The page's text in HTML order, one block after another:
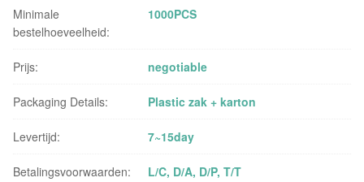
Minimale
bestelhoeveelheid:
1000PCS
Prijs: negotiable
Packaging Details: Plastic zak + karton
Levertijd: 7~15day
Betalingsvoorwaarden: L/C, D/A, D/P, T/T